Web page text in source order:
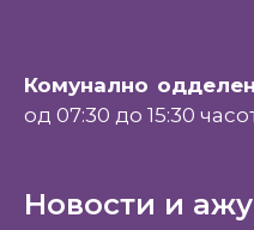
Комунално
од 07:30 до 15:30
Новости и